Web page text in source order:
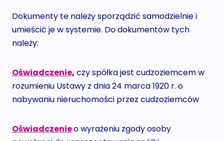
Dokumenty te należy sporządzić samodzielnie i
umieścić je w systemie. Do dokumentów tych
należy:
Oświadczenie, czy spółka jest cudzoziemcem w
rozumieniu Ustawy z dnia 24 marca 1920 r. o
nabywaniu nieruchomości przez cudzoziemców
Oświadczenieo wyrażeniu zgody osoby